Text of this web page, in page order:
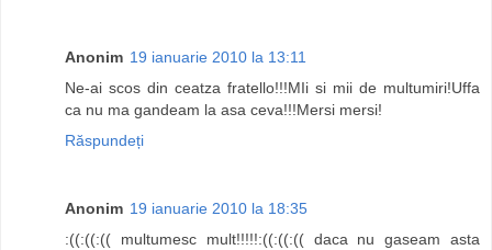
Anonim 19 ianuarie 2010 la 13:11
Ne-ai scos din ceatza fratello!!!MIi si mii de multumiri!Uffa
ca nu ma gandeam la asa ceva!!!Mersi mersi!
Răspundeți
Anonim 19 ianuarie 2010 la 18:35
:((:((:(( multumesc mult!!!!!:((:((:(( daca nu gaseam asta